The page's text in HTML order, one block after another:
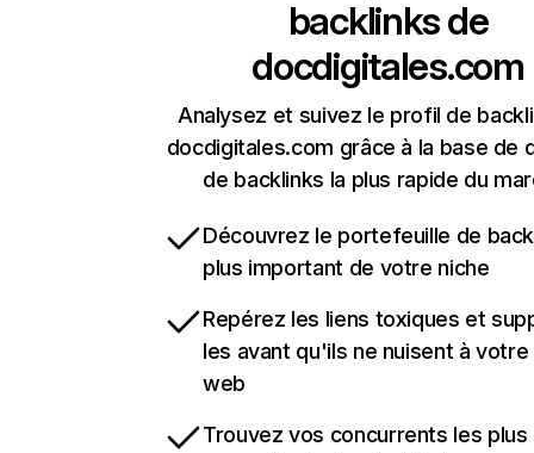
backlinks de
docdigitales.com
Analysez et suivez le profil de
docdigitales.com grâce à la base de
de backlinks la plus rapide du
Découvrez le portefeuille de
plus important de votre niche
Repérez les liens toxiques et
les avant qu'ils ne nuisent à
web
Trouvez vos concurrents les